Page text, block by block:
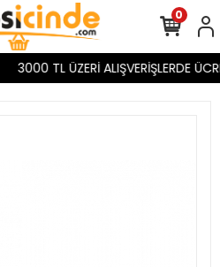
3000 TL ÜZERİ ALIŞVERİŞLERDE
0